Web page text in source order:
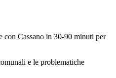
con Cassano in 30-90 minuti per
e le problematiche